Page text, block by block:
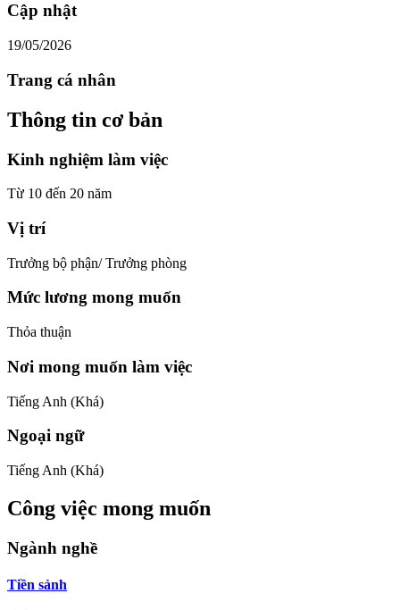
Cập nhật
19/05/2026
Trang cá nhân
Thông tin cơ bản
Kinh nghiệm làm việc
Từ 10 đến 20 năm
Vị trí
Trưởng bộ phận/ Trưởng phòng
Mức lương mong muốn
Thỏa thuận
Nơi mong muốn làm việc
Tiếng Anh (Khá)
Ngoại ngữ
Tiếng Anh (Khá)
Công việc mong muốn
Ngành nghề
Tiền sảnh